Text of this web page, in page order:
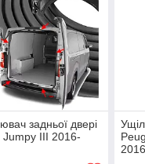
задньої двері
Jumpy III 2016-